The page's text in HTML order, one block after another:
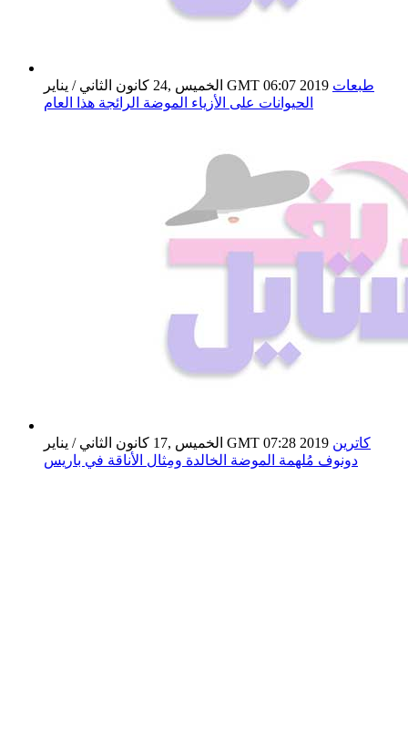
الخميس ,24 كانون الثاني / يناير GMT 06:07 2019 طبعات
الحيوانات على الأزياء الموضة الرائجة هذا العام
الخميس ,17 كانون الثاني / يناير GMT 07:28 2019 كاترين
دونوف مُلهمة الموضة الخالدة ومِثال الأناقة في باريس